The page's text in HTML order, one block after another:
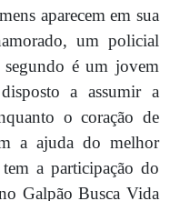
aparecem em sua
um policial
é um jovem
a assumir a
o coração de
a ajuda do melhor
a participação do
Galpão Busca Vida